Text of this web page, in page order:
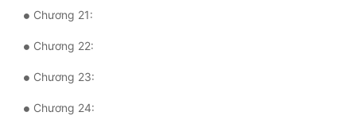
Vô Địch
Võ Hiệp
Võng Du
Xuyên Không
Chương 21:
Chương 22:
Chương 23:
Chương 24: